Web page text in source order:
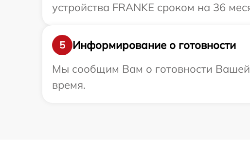
устройства FRANKE сроком на 36
5
Информирование о готовности
Мы сообщим Вам о готовности Вашей
время.